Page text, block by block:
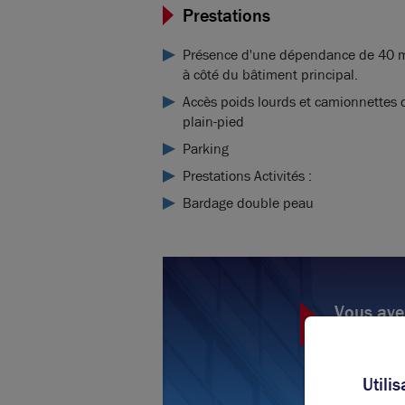
Prestations
Présence d'une dépendance de 40
à côté du bâtiment principal.
Accès poids lourds et camionnettes
plain-pied
Parking
Prestations Activités :
Bardage double peau
Vous